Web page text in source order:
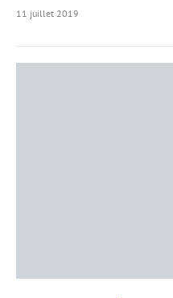
11 juillet 2019